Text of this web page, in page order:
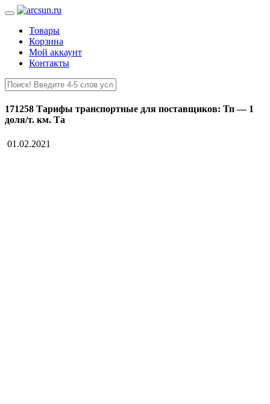
Товары
Корзина
Мой аккаунт
Контакты
171258 Тарифы транспортные для поставщиков: Тп — 1
доля/т. км. Та
01.02.2021